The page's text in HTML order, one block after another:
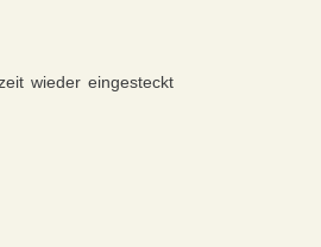
wieder eingesteckt